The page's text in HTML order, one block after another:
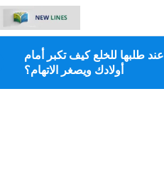
870 عند طلبها للخلع كيف تكبر أمام
أولادك ويصغر الاتهام؟